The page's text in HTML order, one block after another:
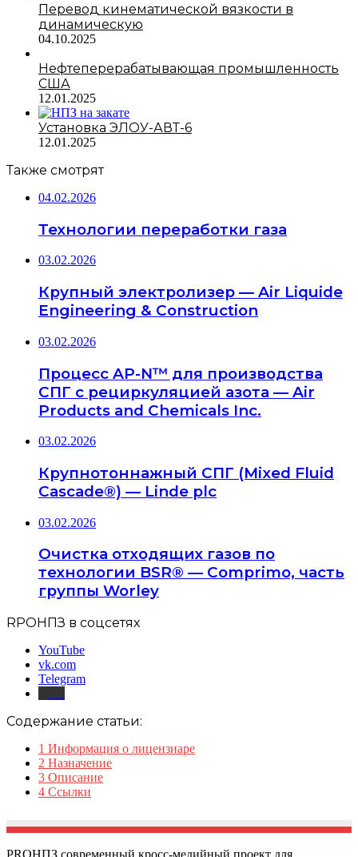
Перевод кинематической вязкости в
динамическую
04.10.2025
Нефтеперерабатывающая промышленность
США
12.01.2025
Установка ЭЛОУ-АВТ-6
12.01.2025
Также смотрят
04.02.2026
Технологии переработки газа
03.02.2026
Крупный электролизер — Air Liquide
Engineering & Construction
03.02.2026
Процесс AP-N™ для производства
СПГ с рециркуляцией азота — Air
Products and Chemicals Inc.
03.02.2026
Крупнотоннажный СПГ (Mixed Fluid
Cascade®) — Linde plc
03.02.2026
Очистка отходящих газов по
технологии BSR® — Comprimo, часть
группы Worley
RPOНПЗ в соцсетях
YouTube
vk.com
Telegram
Содержание статьи:
1 Информация о лицензиаре
2 Назначение
3 Описание
4 Ссылки